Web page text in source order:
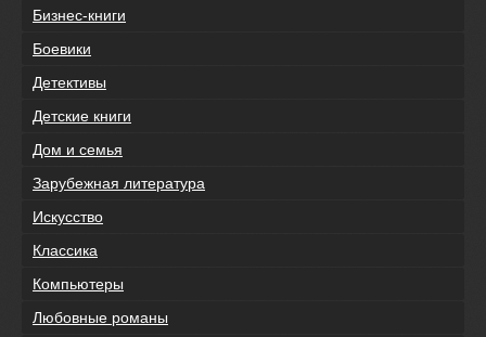
Бизнес-книги
Боевики
Детективы
Детские книги
Дом и семья
Зарубежная литература
Искусство
Классика
Компьютеры
Любовные романы